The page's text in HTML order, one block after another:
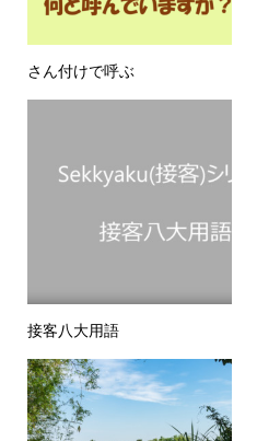
さん付けで呼ぶ
接客八大用語